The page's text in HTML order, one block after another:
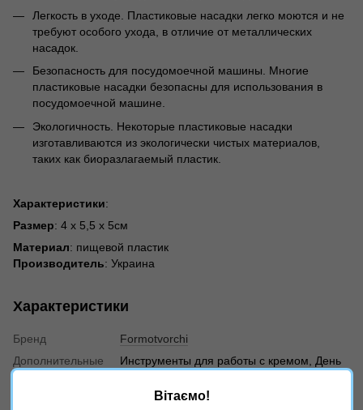
Легкость в уходе. Пластиковые насадки легко моются и не
требуют особого ухода, в отличие от металлических
насадок.
Безопасность для посудомоечной машины. Многие
пластиковые насадки безопасны для использования в
посудомоечной машине.
Экологичность. Некоторые пластиковые насадки
изготавливаются из экологически чистых материалов,
таких как биоразлагаемый пластик.
Характеристики:
Размер: 4 x 5,5 x 5см
Материал: пищевой пластик
Производитель: Украина
Характеристики
Бренд
Formotvorchi
Дополнительные
разделы
Инструменты для работы с кремом, День
Рождения, День Влюбленных, Всё для
зефира, Пластиковые насадки для зефира
, На 8 марта, Насадки для крема, Все для
Вітаємо!